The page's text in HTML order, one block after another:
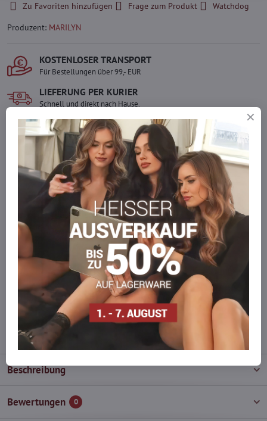
Zu Favoriten hinzufügen Frage zum Produkt
Watchdog
Produzent: MARILYN
KOSTENLOSER TRANSPORT
Für Bestellungen über 99,- EUR
LIEFERUNG PER KURIER
Schnell und direkt nach Hause.
SICHERE ZAHLUNGEN
Gesicherte Online-Zahlungen
Ware auf Lager
Wir versenden sofort
Werden Sie Teil von everlady
Werden Sie Teil von everlady und genießen Sie einen5 %
Mitgliedervorteilbei jedem Einkauf.
Der Vorteil wird automatisch im Warenkorb angewendet.
Möchten Sie mehr bestellen, als wir
auf Lager haben?
Zögern Sie nicht, uns zu kontaktieren, wir füllen die Ware für Sie
wieder auf!
info​@everlady​.eu
Beschreibung
Bewertungen 0